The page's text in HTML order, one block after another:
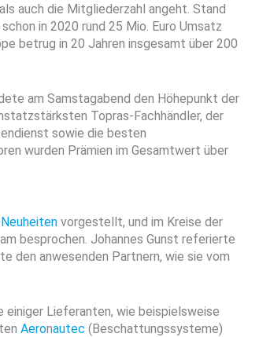
auch die Mitgliederzahl angeht. Stand
in 2020 rund 25 Mio. Euro Umsatz
betrug in 20 Jahren insgesamt über 200
am Samstagabend den Höhepunkt der
Topras-Fachhändler, der
sowie die besten
wurden Prämien im Gesamtwert über
vorgestellt, und im Kreise der
besprochen. Johannes Gunst referierte
den anwesenden Partnern, wie sie vom
Lieferanten, wie beispielsweise
Aeronautec (Beschattungssysteme)